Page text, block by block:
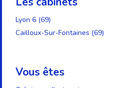
Lyon 6 (69)
Cailloux-Sur-Fontaines (69)
Vous êtes